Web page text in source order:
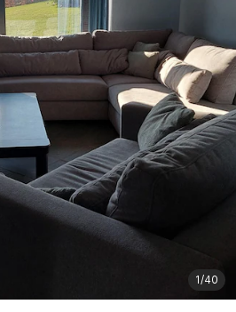
1/40